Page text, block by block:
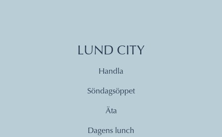
LUND CITY
Handla
Söndagsöppet
Äta
Dagens lunch